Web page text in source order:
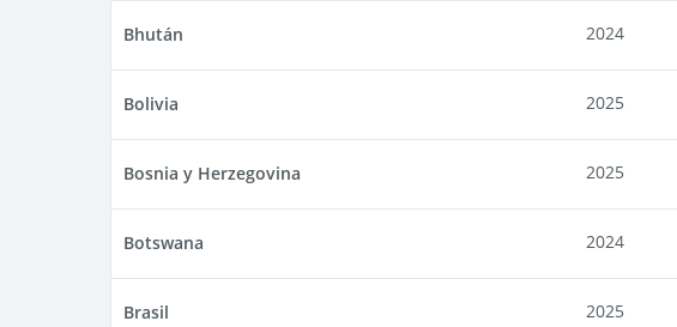
Bhután 2024
Bolivia 2025
Bosnia y Herzegovina 2025
Botswana 2024
Brasil 2025